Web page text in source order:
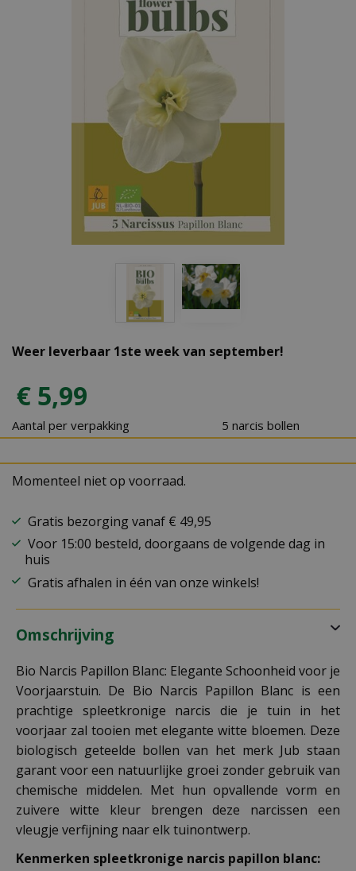
Weer leverbaar 1ste week van september!
€ 5,99
Aantal per verpakking 5 narcis bollen
Momenteel niet op voorraad.
Gratis bezorging vanaf € 49,95
Voor 15:00 besteld, doorgaans de volgende dag in
huis
Gratis afhalen in één van onze winkels!
Omschrijving
Bio Narcis Papillon Blanc: Elegante Schoonheid voor je
Voorjaarstuin. De Bio Narcis Papillon Blanc is een
prachtige spleetkronige narcis die je tuin in het
voorjaar zal tooien met elegante witte bloemen. Deze
biologisch geteelde bollen van het merk Jub staan
garant voor een natuurlijke groei zonder gebruik van
chemische middelen. Met hun opvallende vorm en
zuivere witte kleur brengen deze narcissen een
vleugje verfijning naar elk tuinontwerp.
Kenmerken spleetkronige narcis papillon blanc: